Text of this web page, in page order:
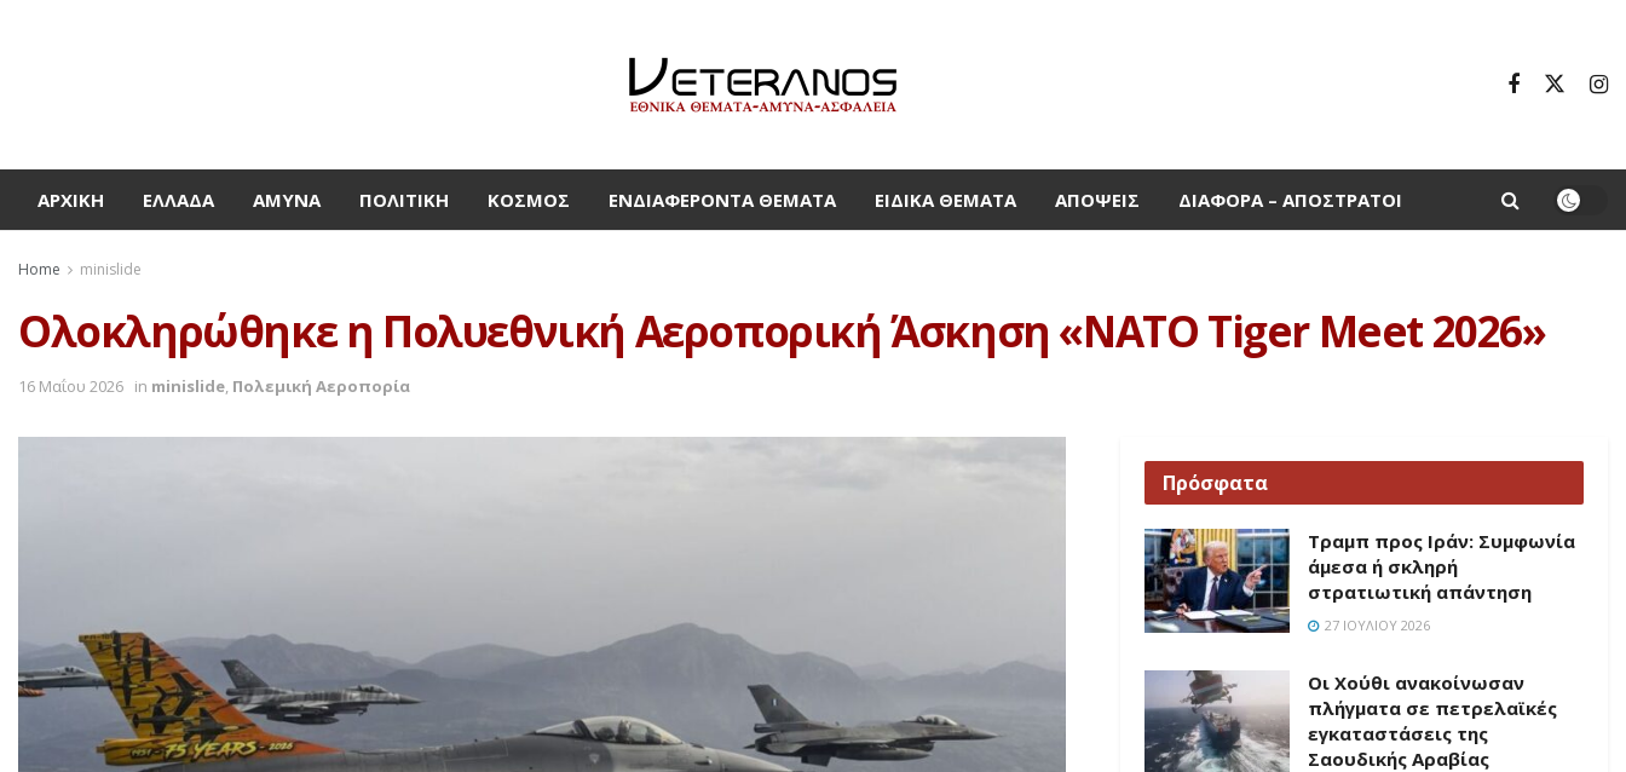
ΑΡΧΙΚΉ ΕΛΛΆΔΑ ΆΜΥΝΑ ΠΟΛΙΤΙΚΉ ΚΌΣΜΟΣ ΕΝΔΙΑΦΈΡΟΝΤΑ ΘΈΜΑΤΑ ΕΙΔΙΚΆ ΘΈΜΑΤΑ ΑΠΌΨΕΙΣ ΔΙΆΦΟΡΑ – ΑΠΌΣΤΡΑΤΟΙ
Home minislide
Oλοκληρώθηκε η Πολυεθνική Αεροπορική Άσκηση «NATO Tiger Meet 2026»
16 Μαΐου 2026 in minislide, Πολεμική Αεροπορία
Πρόσφατα
Τραμπ προς Ιράν: Συμφωνία
άμεσα ή σκληρή
στρατιωτική απάντηση
27 ΙΟΥΛΊΟΥ 2026
Οι Χούθι ανακοίνωσαν
πλήγματα σε πετρελαϊκές
εγκαταστάσεις της
Σαουδικής Αραβίας